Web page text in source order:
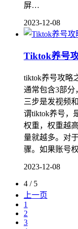
屏…
2023-12-08
Tiktok养号
tiktok养号攻略
通常包含3部分
三步是发视频
谓tiktok养号，
权重，权重越
量就越多。对
骤。如果账号
2023-12-08
4 / 5
上一页
1
2
3